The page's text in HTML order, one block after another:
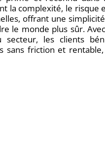
la complexité, le risque
offrant une
le monde plus sûr.
les clients
sans friction et